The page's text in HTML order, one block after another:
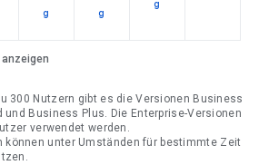
g
g
g
anzeigen
300 Nutzern gibt es die Versionen Business
und Business Plus. Die Enterprise-Versionen
verwendet werden.
können unter Umständen für bestimmte Zeit